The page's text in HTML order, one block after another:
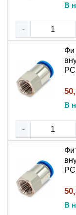
характерные для
Изделие
ведущих
что упрощает
Монтаж и
Установка
следующей
давление в
Очистить
При
Накрутить
Затянуть
более ¼
В
-
В
-
В